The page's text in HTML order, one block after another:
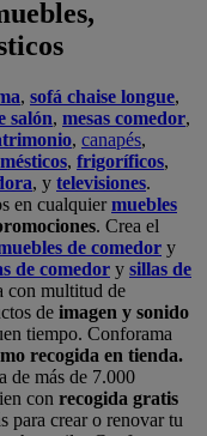
recogida en tienda.
más de 7.000
para crear o renovar tu
estilo. Conforama
en6 países
baratos,colchones
website o, físicamente,
,Alfafar ,Alicante,
,Burjassot
, Granada,Huércal de
,Lanzarote ,León,
,Málaga,Murcia,
,Sagunto, Salt, Girona
de Compostela,
i la Geltrú,Zaragoza